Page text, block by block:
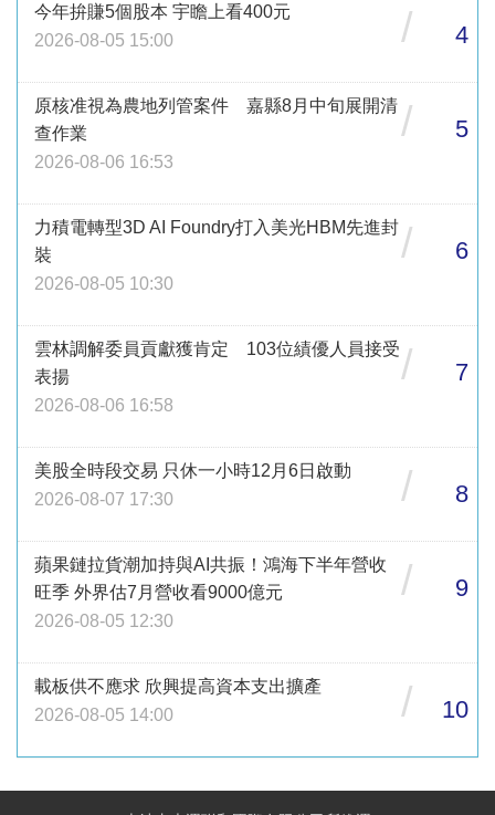
今年拚賺5個股本 宇瞻上看400元
2026-08-05 15:00
/ 4
原核准視為農地列管案件 嘉縣8月中旬展開清
查作業
2026-08-06 16:53
/ 5
力積電轉型3D AI Foundry打入美光HBM先進封
裝
2026-08-05 10:30
/ 6
雲林調解委員貢獻獲肯定 103位績優人員接受
表揚
2026-08-06 16:58
/ 7
美股全時段交易 只休一小時12月6日啟動
2026-08-07 17:30
/ 8
蘋果鏈拉貨潮加持與AI共振！鴻海下半年營收
旺季 外界估7月營收看9000億元
2026-08-05 12:30
/ 9
載板供不應求 欣興提高資本支出擴產
2026-08-05 14:00
/ 10